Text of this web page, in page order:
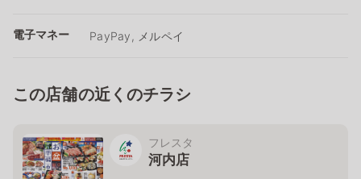
電子マネー PayPay, メルペイ
この店舗の近くのチラシ
フレスタ
河内店